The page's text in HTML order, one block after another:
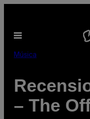
contenuto
Apri
menu
Música
– The